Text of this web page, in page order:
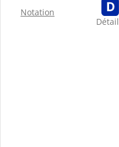
Notation
Détail